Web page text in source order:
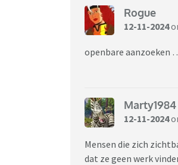
Rogue
12-11-2024
openbare aanzoeken
Marty1984
12-11-2024
Mensen die zich
dat ze geen werk